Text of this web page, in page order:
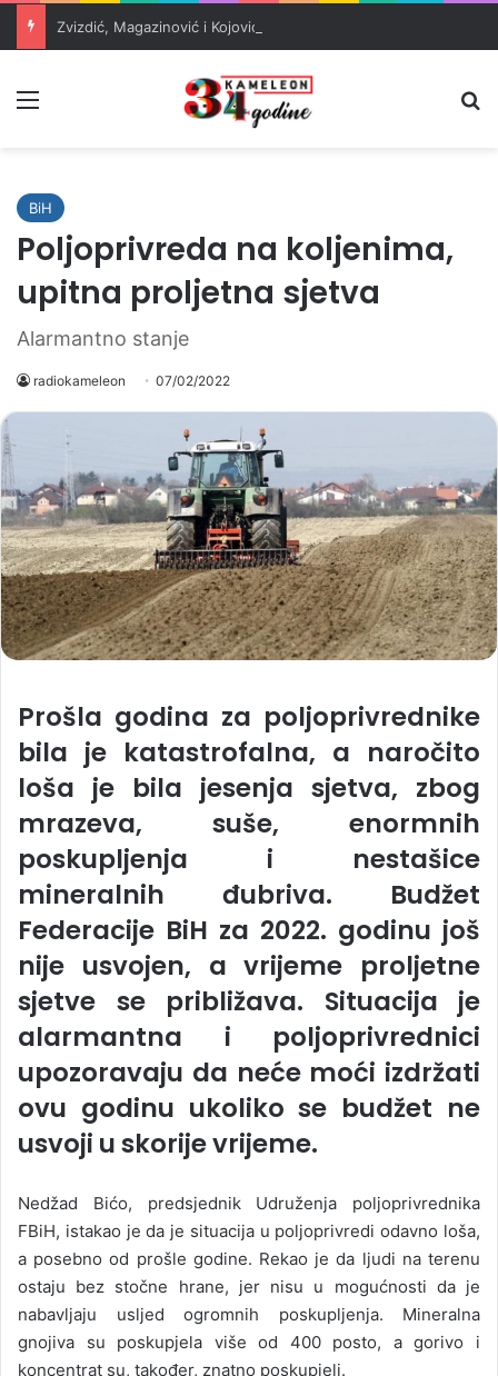
BiH
Poljoprivreda na koljenima,
upitna proljetna sjetva
Alarmantno stanje
radiokameleon 07/02/2022
Prošla godina za poljoprivrednike
bila je katastrofalna, a naročito
loša je bila jesenja sjetva, zbog
mrazeva, suše, enormnih
poskupljenja i nestašice
mineralnih đubriva. Budžet
Federacije BiH za 2022. godinu još
nije usvojen, a vrijeme proljetne
sjetve se približava. Situacija je
alarmantna i poljoprivrednici
upozoravaju da neće moći izdržati
ovu godinu ukoliko se budžet ne
usvoji u skorije vrijeme.
Nedžad Bićo, predsjednik Udruženja poljoprivrednika
FBiH, istakao je da je situacija u poljoprivredi odavno loša,
a posebno od prošle godine. Rekao je da ljudi na terenu
ostaju bez stočne hrane, jer nisu u mogućnosti da je
nabavljaju usljed ogromnih poskupljenja. Mineralna
gnojiva su poskupjela više od 400 posto, a gorivo i
koncentrat su, također, znatno poskupjeli.